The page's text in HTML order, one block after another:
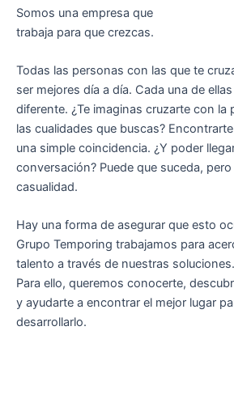
Somos una empresa que
trabaja para que crezcas.
Todas las personas con las que te
ser mejores día a día. Cada una de
diferente. ¿Te imaginas cruzarte con la
las cualidades que buscas?
una simple coincidencia. ¿Y poder
conversación? Puede que suceda, pero
casualidad.
Hay una forma de asegurar que esto
Grupo Temporing trabajamos para
talento a través de nuestras soluciones.
Para ello, queremos conocerte,
y ayudarte a encontrar el mejor lugar
desarrollarlo.